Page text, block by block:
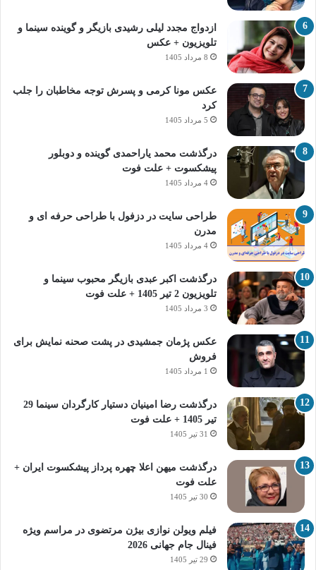
ازدواج مجدد لیلی رشیدی بازیگر و گوینده سینما و
تلویزیون + عکس
8 مرداد 1405
عکس مونا کرمی و پسرش توجه مخاطبان را جلب
کرد
5 مرداد 1405
درگذشت محمد یاراحمدی گوینده و دوبلور
پیشکسوت + علت فوت
4 مرداد 1405
طراحی سایت در دزفول با طراحی حرفه‌ ای و
مدرن
4 مرداد 1405
درگذشت اکبر عبدی بازیگر محبوب سینما و
تلویزیون 2 تیر 1405 + علت فوت
3 مرداد 1405
عکس پژمان جمشیدی در پشت صحنه نمایش برای
فروش
1 مرداد 1405
درگذشت رضا امینیان دستیار کارگردان سینما 29
تیر 1405 + علت فوت
31 تیر 1405
درگذشت میهن اعلا چهره پرداز پیشکسوت ایران +
علت فوت
30 تیر 1405
فیلم ویولن نوازی بیژن مرتضوی در مراسم ویژه
فینال جام جهانی 2026
29 تیر 1405